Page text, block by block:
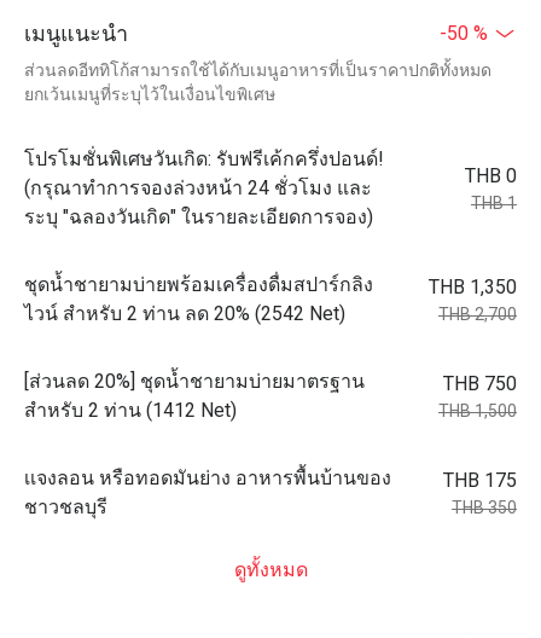
เมนูแนะนำ -50 %
ส่วนลดอีททิโก้สามารถใช้ได้กับเมนูอาหารที่เป็นราคาปกติทั้งหมด
ยกเว้นเมนูที่ระบุไว้ในเงื่อนไขพิเศษ
โปรโมชั่นพิเศษวันเกิด: รับฟรีเค้กครึ่งปอนด์!
(กรุณาทำการจองล่วงหน้า 24 ชั่วโมง และ
ระบุ "ฉลองวันเกิด" ในรายละเอียดการจอง)
THB 0
THB 1
ชุดน้ำชายามบ่ายพร้อมเครื่องดื่มสปาร์กลิง
ไวน์ สำหรับ 2 ท่าน ลด 20% (2542 Net)
THB 1,350
THB 2,700
[ส่วนลด 20%] ชุดน้ำชายามบ่ายมาตรฐาน
สำหรับ 2 ท่าน (1412 Net)
THB 750
THB 1,500
เเจงลอน หรือทอดมันย่าง อาหารพื้นบ้านของ
ชาวชลบุรี
THB 175
THB 350
ดูทั้งหมด